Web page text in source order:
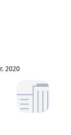
2020